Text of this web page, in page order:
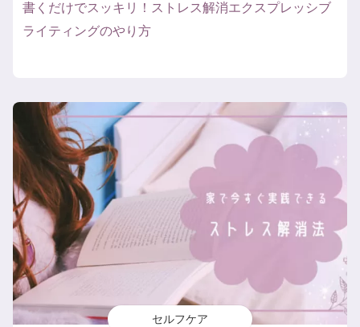
書くだけでスッキリ！ストレス解消エクスプレッシブ
ライティングのやり方
セルフケア